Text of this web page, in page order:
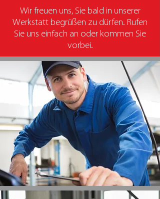
Wir freuen uns, Sie bald in unserer
Werkstatt begrüßen zu dürfen. Rufen
Sie uns einfach an oder kommen Sie
vorbei.